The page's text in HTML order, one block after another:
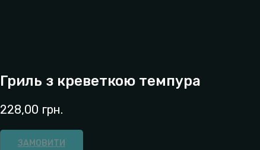
Гриль з креветкою темпура
228,00 грн.
ЗАМОВИТИ